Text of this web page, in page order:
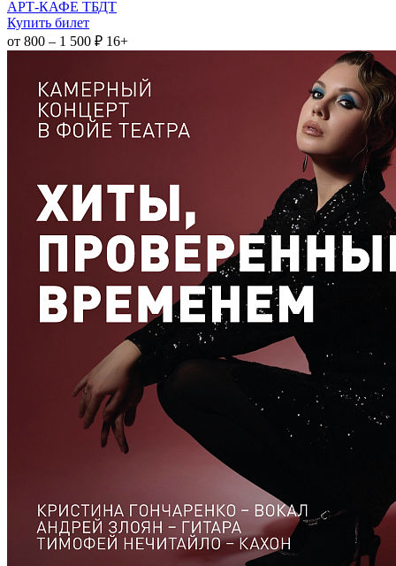
АРТ-КАФЕ ТБДТ
Купить билет
от 800 – 1 500 ₽ 16+